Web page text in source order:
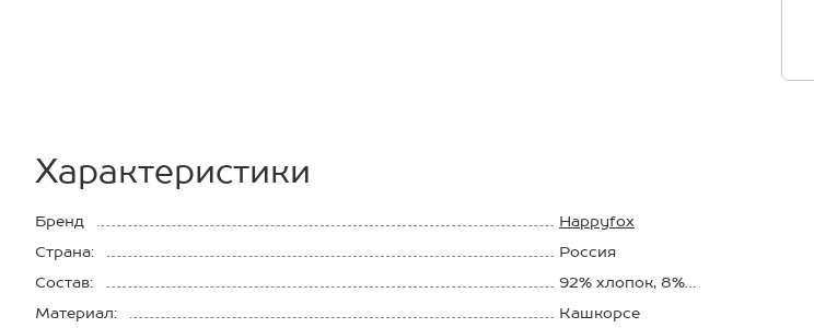
Характеристики
Бренд
Happyfox
Страна:
Россия
Состав:
92% xлопок, 8%
эластан
Материал:
Кашкорсе